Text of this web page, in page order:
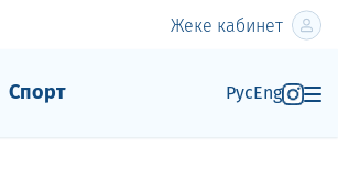
Жеке кабинет
Спорт РусEng